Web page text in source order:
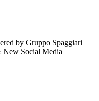
by Gruppo Spaggiari
New Social Media